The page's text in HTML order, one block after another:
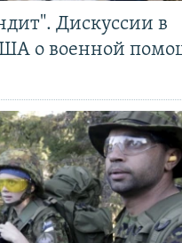
Дискуссии в
о военной